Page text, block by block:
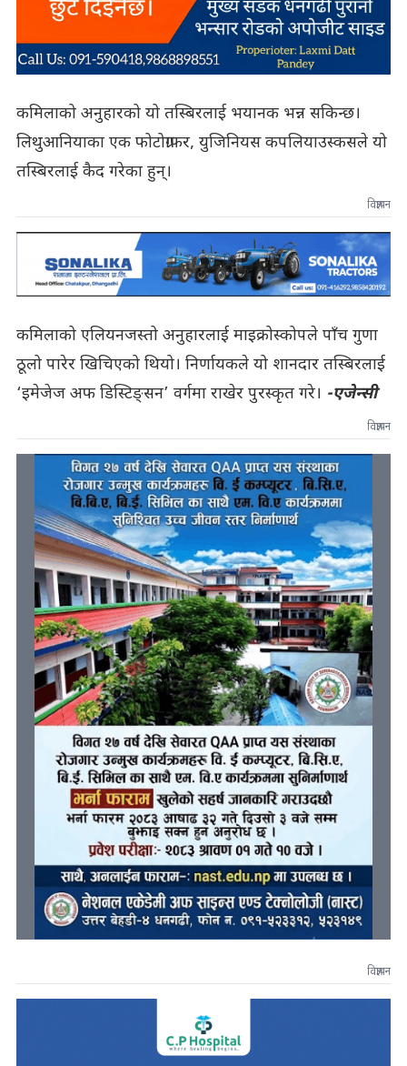
कमिलाको अनुहारको यो तस्बिरलाई भयानक भन्न सकिन्छ।
लिथुआनियाका एक फोटोग्राफर, युजिनियस कपलियाउस्कसले यो
तस्बिरलाई कैद गरेका हुन्।
विज्ञापन
कमिलाको एलियनजस्तो अनुहारलाई माइक्रोस्कोपले पाँच गुणा
ठूलो पारेर खिचिएको थियो। निर्णायकले यो शानदार तस्बिरलाई
‘इमेजेज अफ डिस्टिङ्सन’ वर्गमा राखेर पुरस्कृत गरे। -एजेन्सी
विज्ञापन
विज्ञापन